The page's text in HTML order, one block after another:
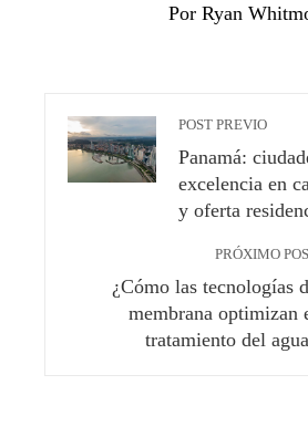
Por Ryan
POST PREVIO
Panamá:
excelencia en
y oferta
PRÓXIMO
¿Cómo las tecnologías
membrana optimizan
tratamiento del